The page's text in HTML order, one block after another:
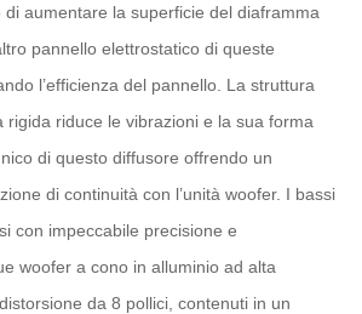
aumentare la superficie del diaframma
pannello elettrostatico di queste
l’efficienza del pannello. La struttura
rigida riduce le vibrazioni e la sua forma
di questo diffusore offrendo un
di continuità con l’unità woofer. I bassi
con impeccabile precisione e
woofer a cono in alluminio ad alta
da 8 pollici, contenuti in un